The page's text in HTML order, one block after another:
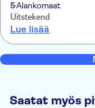
5Alankomaat
Uitstekend
Lue lisää
Saatat myös